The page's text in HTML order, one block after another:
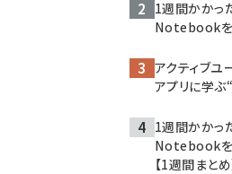
1週間かかっ
Notebookを
アクティブユ
アプリに学
1週間かかっ
Notebookを
【1週間まとめ